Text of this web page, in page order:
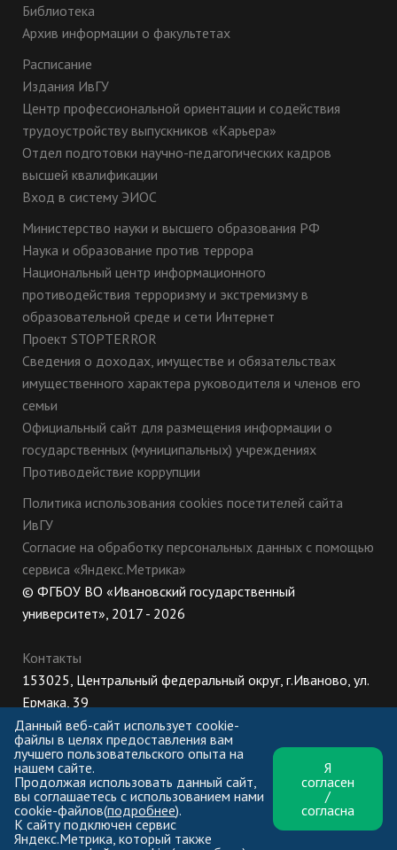
Библиотека
Архив информации о факультетах
Расписание
Издания ИвГУ
Центр профессиональной ориентации и содействия
трудоустройству выпускников «Карьера»
Отдел подготовки научно-педагогических кадров
высшей квалификации
Вход в систему ЭИОС
Министерство науки и высшего образования РФ
Наука и образование против террора
Национальный центр информационного
противодействия терроризму и экстремизму в
образовательной среде и сети Интернет
Проект STOPTERROR
Сведения о доходах, имуществе и обязательствах
имущественного характера руководителя и членов его
семьи
Официальный сайт для размещения информации о
государственных (муниципальных) учреждениях
Противодействие коррупции
Политика использования cookies посетителей сайта
ИвГУ
Согласие на обработку персональных данных с помощью
сервиса «Яндекс.Метрика»
© ФГБОУ ВО «Ивановский государственный
университет», 2017 - 2026
Контакты
153025, Центральный федеральный округ, г.Иваново, ул.
Ермака, 39
8 (800) 222-56-86 (Приемная комиссия), +7 (4932) 32-62-
10 (Ректорат)
ПН-ЧТ: 8:30-17:00;
ПТ: 8:30-16:00;
Данный веб-сайт использует cookie-
файлы в целях предоставления вам
лучшего пользовательского опыта на
нашем сайте.
Продолжая использовать данный сайт,
вы соглашаетесь с использованием нами
cookie-файлов(подробнее).
К сайту подключен сервис
Яндекс.Метрика, который также
Я
согласен
/
согласна